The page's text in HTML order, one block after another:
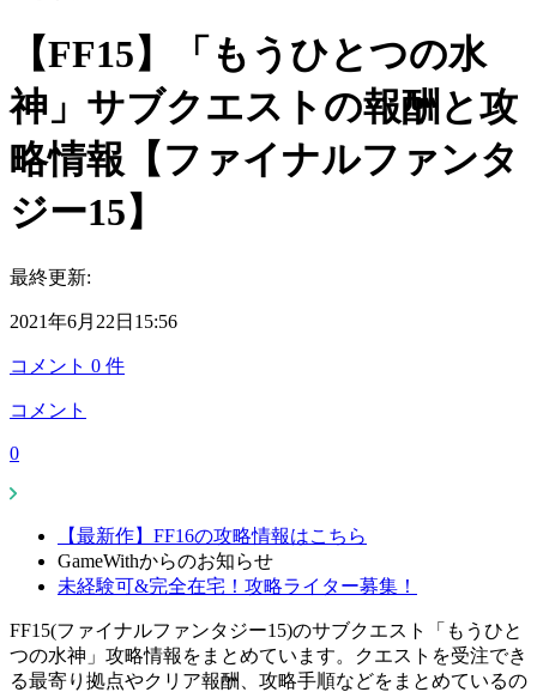
【FF15】「もうひとつの水
神」サブクエストの報酬と攻
略情報【ファイナルファンタ
ジー15】
最終更新:
2021年6月22日15:56
コメント 0 件
コメント
0
【最新作】FF16の攻略情報はこちら
GameWithからのお知らせ
未経験可&完全在宅！攻略ライター募集！
FF15(ファイナルファンタジー15)のサブクエスト「もうひと
つの水神」攻略情報をまとめています。クエストを受注でき
る最寄り拠点やクリア報酬、攻略手順などをまとめているの